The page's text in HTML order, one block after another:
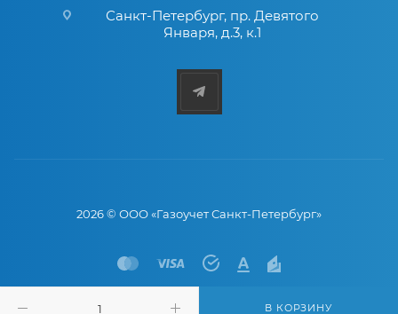
В КОРЗИНУ
Санкт-Петербург, пр. Девятого
Января, д.3, к.1
2026 © ООО «Газоучет Санкт-Петербург»